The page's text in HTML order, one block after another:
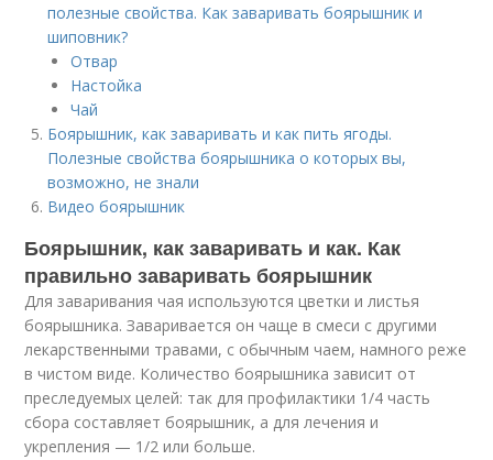
полезные свойства. Как заваривать боярышник и
шиповник?
Отвар
Настойка
Чай
Боярышник, как заваривать и как пить ягоды.
Полезные свойства боярышника о которых вы,
возможно, не знали
Видео боярышник
Боярышник, как заваривать и как. Как
правильно заваривать боярышник
Для заваривания чая используются цветки и листья
боярышника. Заваривается он чаще в смеси с другими
лекарственными травами, с обычным чаем, намного реже
в чистом виде. Количество боярышника зависит от
преследуемых целей: так для профилактики 1/4 часть
сбора составляет боярышник, а для лечения и
укрепления — 1/2 или больше.